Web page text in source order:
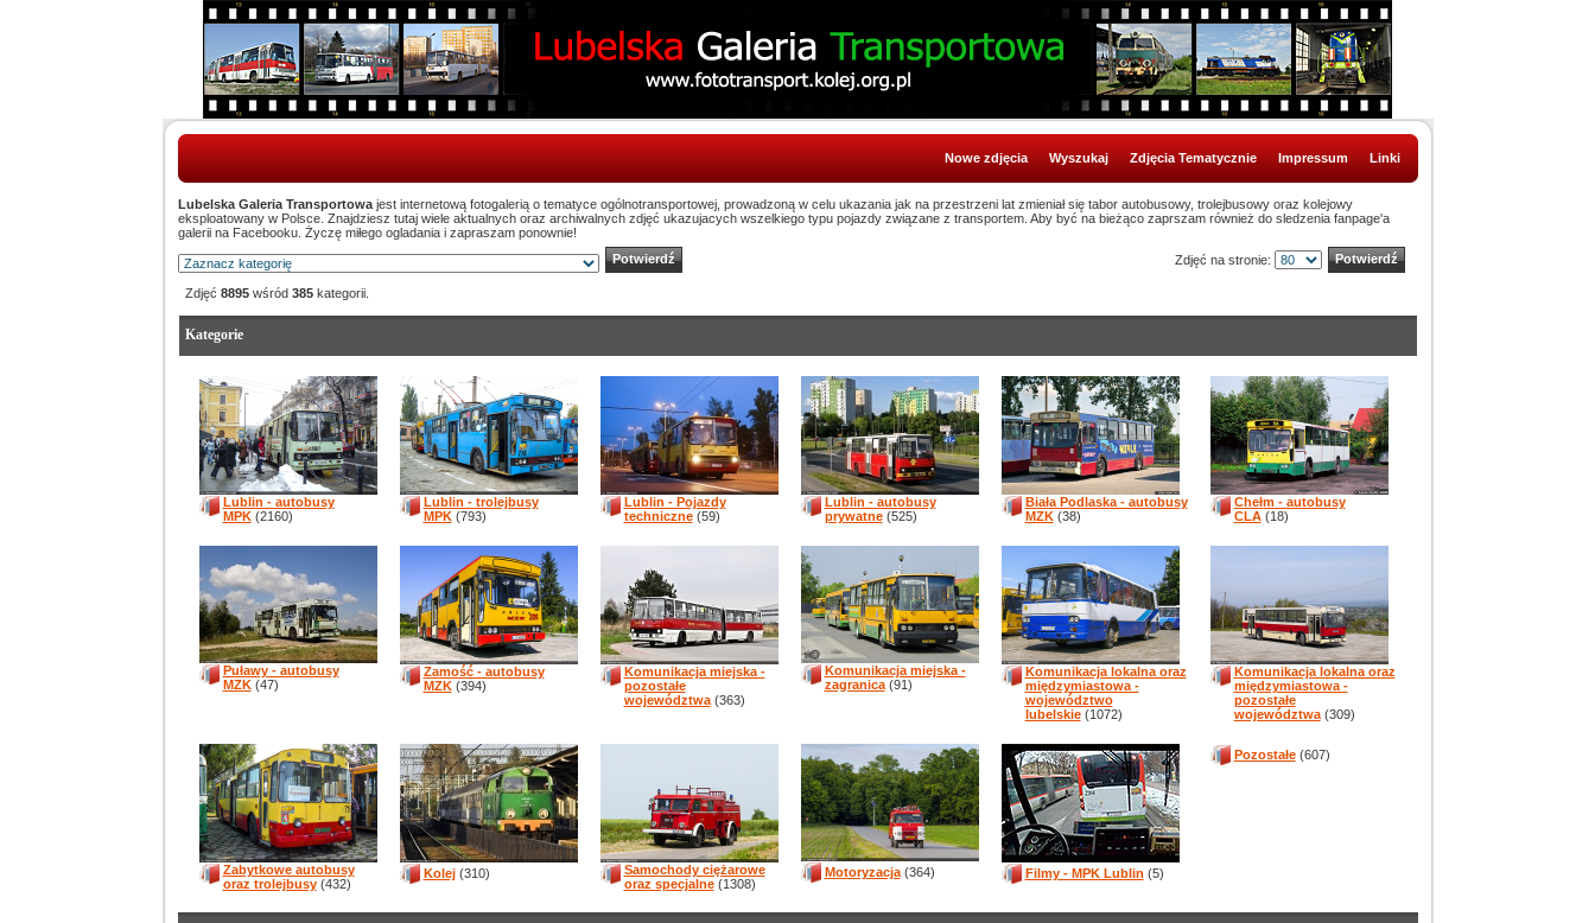
Nowe zdjęcia Wyszukaj Zdjęcia Tematycznie Impressum Linki
Lubelska Galeria Transportowajest internetową fotogalerią o tematyce ogólnotransportowej, prowadzoną w celu ukazania jak na przestrzeni lat zmieniał się tabor autobusowy, trolejbusowy oraz kolejowy
eksploatowany w Polsce. Znajdziesz tutaj wiele aktualnych oraz archiwalnych zdjęć ukazujacych wszelkiego typu pojazdy związane z transportem. Aby być na bieżąco zaprszam również do sledzenia fanpage'a
galerii na Facebooku. Życzę miłego ogladania i zapraszam ponownie!
Zdjęć na stronie:
Zdjęć 8895wśród 385kategorii.
Kategorie
Lublin - autobusy
MPK(2160)
Lublin - trolejbusy
MPK(793)
Lublin - Pojazdy
techniczne(59)
Lublin - autobusy
prywatne(525)
Biała Podlaska - autobusy
MZK(38)
Chełm - autobusy
CLA(18)
Puławy - autobusy
MZK(47)
Zamość - autobusy
MZK(394)
Komunikacja miejska -
pozostałe
województwa(363)
Komunikacja miejska -
zagranica(91)
Komunikacja lokalna oraz
międzymiastowa -
województwo
lubelskie(1072)
Komunikacja lokalna oraz
międzymiastowa -
pozostałe
województwa(309)
Zabytkowe autobusy
oraz trolejbusy(432)
Kolej(310)
Samochody ciężarowe
oraz specjalne(1308)
Motoryzacja(364) Filmy - MPK Lublin (5)
Pozostałe(607)